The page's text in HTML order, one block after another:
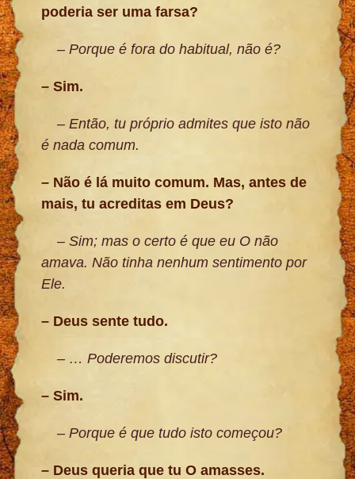
poderia ser uma farsa?
– Porque é fora do habitual, não é?
– Sim.
– Então, tu próprio admites que isto não
é nada comum.
– Não é lá muito comum. Mas, antes de
mais, tu acreditas em Deus?
– Sim; mas o certo é que eu O não
amava. Não tinha nenhum sentimento por
Ele.
– Deus sente tudo.
– … Poderemos discutir?
– Sim.
– Porque é que tudo isto começou?
– Deus queria que tu O amasses.